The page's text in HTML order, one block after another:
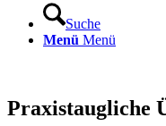
Suche
Menü Menü
Praxistaugliche